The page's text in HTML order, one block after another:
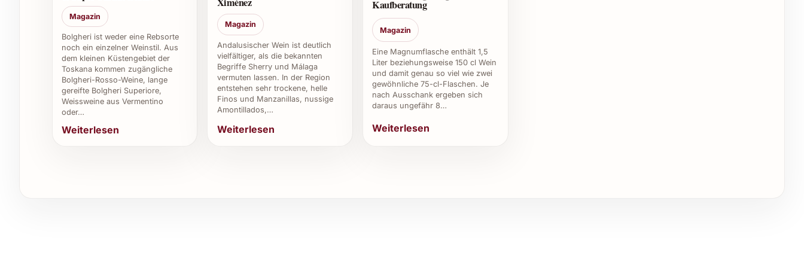
Wie lange ist der Wein trinkreif?
Der Jahrgang 2022 kann sofort genossen werden, entwickelt aber in den nächsten 3-5 Jahren
weitere aromatische Nuancen.
Kann man den Wein auch für besondere Anlässe verschenken?
Absolut, er ist ein edles Geschenk für Geburtstage, Hochzeiten und berufliche Events und erfreut
jeden Weinliebhaber.
Magazin
Bolgheri ist weder eine Rebsorte
noch ein einzelner Weinstil. Aus
dem kleinen Küstengebiet der
Toskana kommen zugängliche
Bolgheri-Rosso-Weine, lange
gereifte Bolgheri Superiore,
Weissweine aus Vermentino
oder…
Weiterlesen
Magazin
Andalusischer Wein ist deutlich
vielfältiger, als die bekannten
Begriffe Sherry und Málaga
vermuten lassen. In der Region
entstehen sehr trockene, helle
Finos und Manzanillas, nussige
Amontillados,…
Weiterlesen
Kaufberatung
Magazin
Eine Magnumflasche enthält 1,5
Liter beziehungsweise 150 cl Wein
und damit genau so viel wie zwei
gewöhnliche 75-cl-Flaschen. Je
nach Ausschank ergeben sich
daraus ungefähr 8…
Weiterlesen